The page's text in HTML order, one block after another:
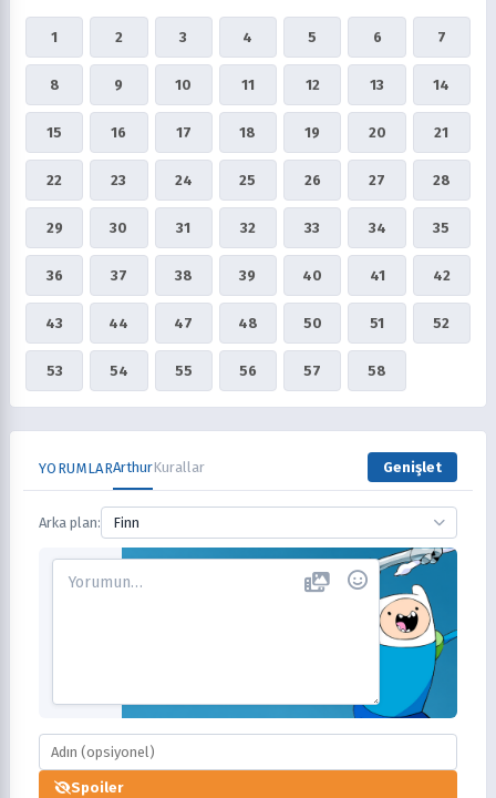
1 2 3 4 5 6 7
8 9 10 11 12 13 14
15 16 17 18 19 20 21
22 23 24 25 26 27 28
29 30 31 32 33 34 35
36 37 38 39 40 41 42
43 44 47 48 50 51 52
53 54 55 56 57 58
YORUMLARArthurKurallar Genişlet
Arka plan: Finn
Spoiler